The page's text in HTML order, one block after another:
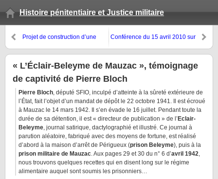
Histoire pénitentiaire et Justice militaire
Projet de construction d’une
Cherche-Midi
Conférence du 15 avril 2010 sur
du Cherche-Midi
« L’Éclair-Beleyme de Mauzac », témoignage
de captivité de Pierre Bloch
Pierre Bloch, député SFIO, inculpé d’atteinte à la sûreté extérieure de
l’État, fait l’objet d’un mandat de dépôt le 22 octobre 1941. Il est écroué
à Mauzac le 14 mars 1942. Il s’en évade le 16 juillet. Pendant toute la
durée de sa détention, il est « directeur de publication » de l’ Eclair-
Beleyme, journal satirique, dactylographié et illustré. Ce journal à
parution aléatoire, fabriqué avec des moyens de fortune, est réalisé
d’abord à la maison d’arrêt de Périgueux (prison Beleyme), puis à la
prison militaire de Mauzac. Aux pages 29 et 30 du n° 6 d’avril 1942,
nous trouvons quelques recettes qui en disent long sur le régime
alimentaire auquel sont soumis les prisonniers…